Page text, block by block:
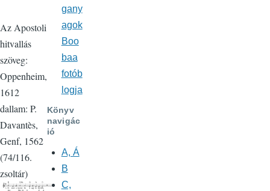
Az Apostoli
hitvallás
szöveg:
Oppenheim,
1612
dallam: P.
Davantès,
Genf, 1562
(74/116.
zsoltár)
gany
agok
Boo
baa
fotób
logja
Könyv
navigác
ió
A, Á
B
C,